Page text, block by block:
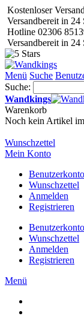
Kostenloser
Versandbereit in 24
Hotline 02306
Versandbereit in 24
Menü Suche
Suche:
Wandkings
Warenkorb
Noch kein Artikel
Wunschzettel
Mein Konto
Benutzerkonto
Wunschzettel
Anmelden
Registrieren
Benutzerkonto
Wunschzettel
Anmelden
Registrieren
Menü